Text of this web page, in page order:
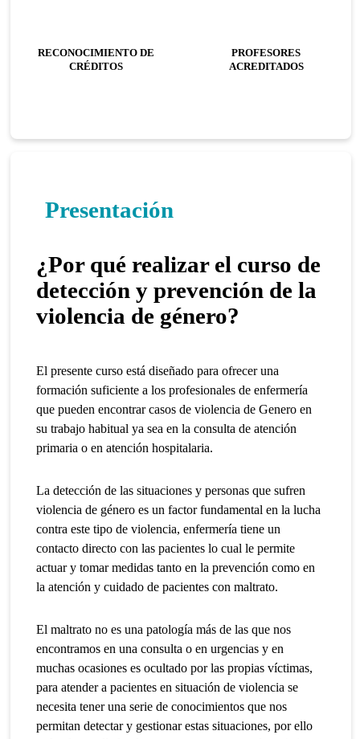
RECONOCIMIENTO DE
CRÉDITOS
PROFESORES
ACREDITADOS
Presentación
¿Por qué realizar el curso de
detección y prevención de la
violencia de género?
El presente curso está diseñado para ofrecer una
formación suficiente a los profesionales de enfermería
que pueden encontrar casos de violencia de Genero en
su trabajo habitual ya sea en la consulta de atención
primaria o en atención hospitalaria.
La detección de las situaciones y personas que sufren
violencia de género es un factor fundamental en la lucha
contra este tipo de violencia, enfermería tiene un
contacto directo con las pacientes lo cual le permite
actuar y tomar medidas tanto en la prevención como en
la atención y cuidado de pacientes con maltrato.
El maltrato no es una patología más de las que nos
encontramos en una consulta o en urgencias y en
muchas ocasiones es ocultado por las propias víctimas,
para atender a pacientes en situación de violencia se
necesita tener una serie de conocimientos que nos
permitan detectar y gestionar estas situaciones, por ello